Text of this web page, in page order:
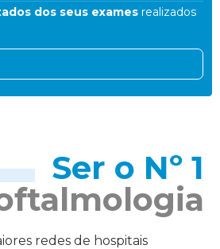
dos seus exames realizados
Ser o Nº 1
redes de hospitais